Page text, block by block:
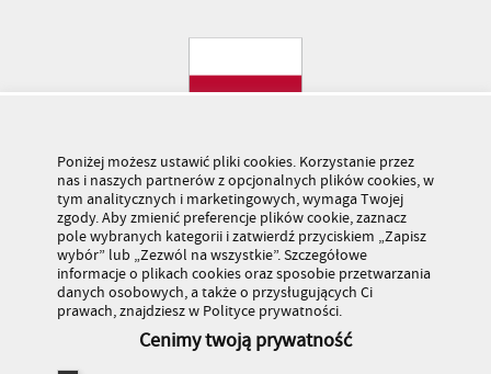
Poniżej możesz ustawić pliki cookies. Korzystanie przez
nas i naszych partnerów z opcjonalnych plików cookies, w
tym analitycznych i marketingowych, wymaga Twojej
zgody. Aby zmienić preferencje plików cookie, zaznacz
pole wybranych kategorii i zatwierdź przyciskiem „Zapisz
wybór” lub „Zezwól na wszystkie”. Szczegółowe
informacje o plikach cookies oraz sposobie przetwarzania
danych osobowych, a także o przysługujących Ci
prawach, znajdziesz w Polityce prywatności.
Cenimy twoją prywatność